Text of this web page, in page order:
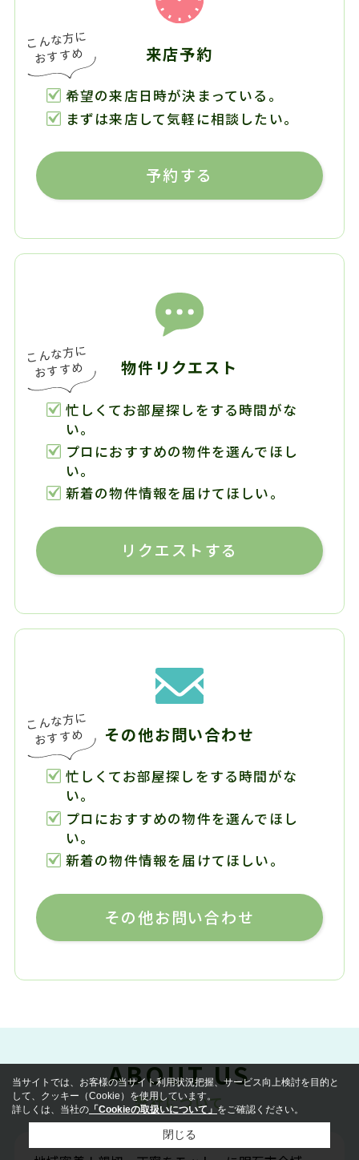
来店予約
希望の来店日時が決まっている。
まずは来店して気軽に相談したい。
予約する
物件リクエスト
忙しくてお部屋探しをする時間がな
い。
プロにおすすめの物件を選んでほし
い。
新着の物件情報を届けてほしい。
リクエストする
その他お問い合わせ
忙しくてお部屋探しをする時間がな
い。
プロにおすすめの物件を選んでほし
い。
新着の物件情報を届けてほしい。
その他お問い合わせ
ABOUT US
弊社について
当サイトでは、お客様の当サイト利用状況把握、サービス向上検討を目的と
して、クッキー（Cookie）を使用しています。
詳しくは、当社の 「Cookieの取扱いについて」をご確認ください。
閉じる